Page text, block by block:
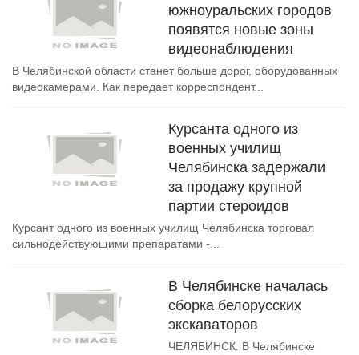
южноуральских городов
появятся новые зоны
видеонаблюдения
В Челябинской области станет больше дорог, оборудованных
видеокамерами. Как передает корреспондент...
Курсанта одного из
военных училищ
Челябинска задержали
за продажу крупной
партии стероидов
Курсант одного из военных училищ Челябинска торговал
сильнодействующими препаратами -...
В Челябинске началась
сборка белорусских
экскаваторов
ЧЕЛЯБИНСК. В Челябинске